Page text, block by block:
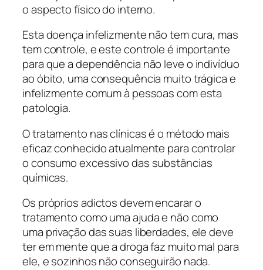
o aspecto físico do interno.
Esta doença infelizmente não tem cura, mas
tem controle, e este controle é importante
para que a dependência não leve o indivíduo
ao óbito, uma consequência muito trágica e
infelizmente comum à pessoas com esta
patologia.
O tratamento nas clínicas é o método mais
eficaz conhecido atualmente para controlar
o consumo excessivo das substâncias
químicas.
Os próprios adictos devem encarar o
tratamento como uma ajuda e não como
uma privação das suas liberdades, ele deve
ter em mente que a droga faz muito mal para
ele, e sozinhos não conseguirão nada.